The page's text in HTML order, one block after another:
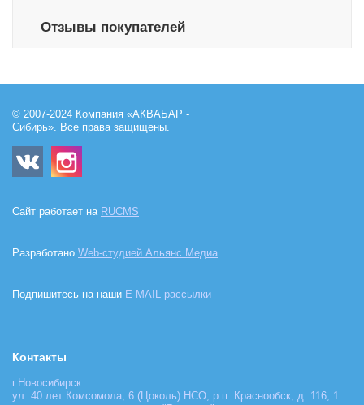
Отзывы покупателей
© 2007-2024 Компания «АКВАБАР -
Сибирь». Все права защищены.
Сайт работает на RUCMS
Разработано Web-студией Альянс Медиа
Подпишитесь на наши E-MAIL рассылки
Контакты
г.Новосибирск
ул. 40 лет Комсомола, 6 (Цоколь) НСО, р.п. Краснообск, д. 116, 1